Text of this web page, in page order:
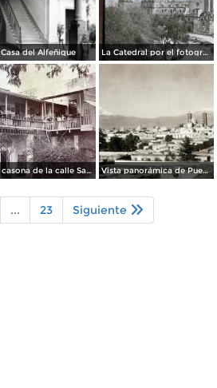
Casa del Alfeñique La Catedral por el fotografo William H. Rau.
Una casona de la calle Santa Ines # 5 ( Fechada el 5 de Mayo de 1892 ). Vista panorámica de Puebla, con volcanes Popocatépetl (izq.) e Iztaccíhuatl (der.)
... 23 Siguiente